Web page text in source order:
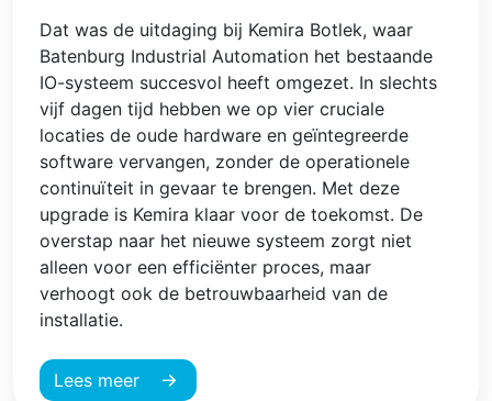
Dat was de uitdaging bij Kemira Botlek, waar
Batenburg Industrial Automation het bestaande
IO-systeem succesvol heeft omgezet. In slechts
vijf dagen tijd hebben we op vier cruciale
locaties de oude hardware en geïntegreerde
software vervangen, zonder de operationele
continuïteit in gevaar te brengen. Met deze
upgrade is Kemira klaar voor de toekomst. De
overstap naar het nieuwe systeem zorgt niet
alleen voor een efficiënter proces, maar
verhoogt ook de betrouwbaarheid van de
installatie.
Lees meer